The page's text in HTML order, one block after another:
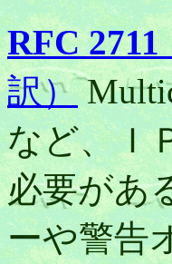
RFC
訳）
など、Ｉ
必要があ
ーや警告